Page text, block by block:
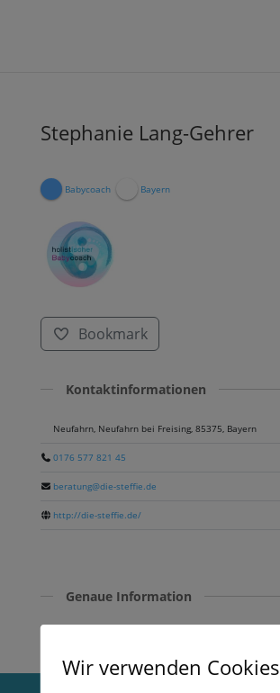
Stephanie Lang-Gehrer
Babycoach Bayern
Bookmark
Kontaktinformationen
Neufahrn, Neufahrn bei Freising, 85375, Bayern
0176 577 821 45
beratung@die-steffie.de
http://die-steffie.de/
Genaue Information
Trage-,Schlaf- und Stillberatung sowie Babymassage
Wir verwenden Cookies